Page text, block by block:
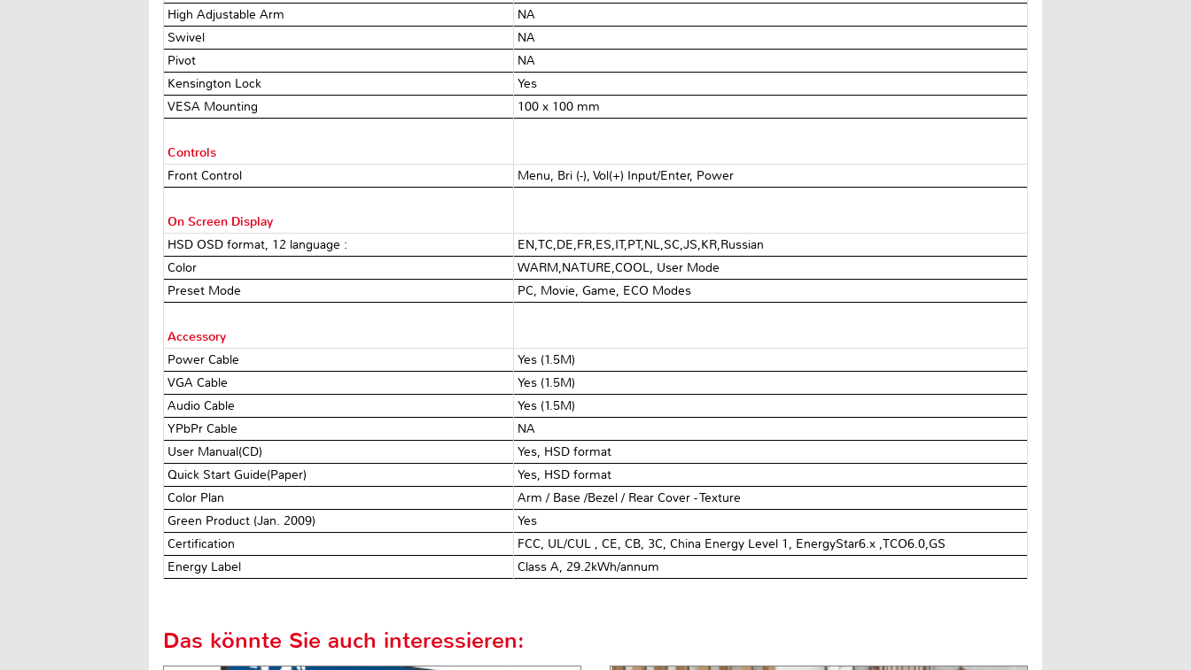
High Adjustable Arm
NA
Swivel
NA
Pivot
NA
Kensington Lock
Yes
VESA Mounting
100 x 100 mm
Controls
Front Control
Menu, Bri (-), Vol(+) Input/Enter, Power
On Screen Display
HSD OSD format, 12 language :
EN,TC,DE,FR,ES,IT,PT,NL,SC,JS,KR,Russian
Color
WARM,NATURE,COOL, User Mode
Preset Mode
PC, Movie, Game, ECO Modes
Accessory
Power Cable
Yes (1.5M)
VGA Cable
Yes (1.5M)
Audio Cable
Yes (1.5M)
YPbPr Cable
NA
User Manual(CD)
Yes, HSD format
Quick Start Guide(Paper)
Yes, HSD format
Color Plan
Arm / Base /Bezel / Rear Cover - Texture
Green Product (Jan. 2009)
Yes
Certification
FCC, UL/CUL , CE, CB, 3C, China Energy Level 1, EnergyStar6.x ,TCO6.0,GS
Energy Label
Class A, 29.2kWh/annum
Das könnte Sie auch interessieren: